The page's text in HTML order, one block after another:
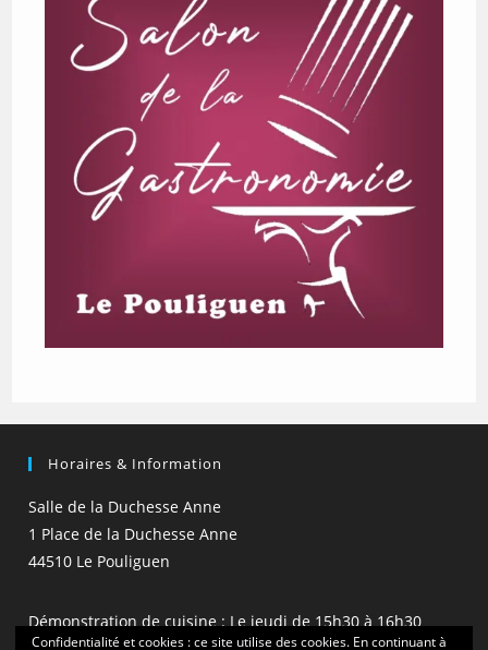
Horaires & Information
Salle de la Duchesse Anne
1 Place de la Duchesse Anne
44510 Le Pouliguen
Démonstration de cuisine : Le jeudi de 15h30 à 16h30
Confidentialité et cookies : ce site utilise des cookies. En continuant à